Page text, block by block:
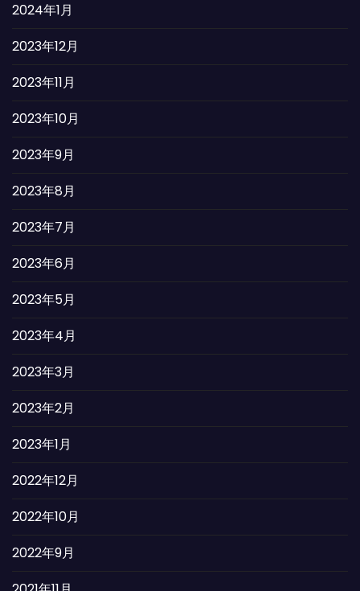
2024年1月
2023年12月
2023年11月
2023年10月
2023年9月
2023年8月
2023年7月
2023年6月
2023年5月
2023年4月
2023年3月
2023年2月
2023年1月
2022年12月
2022年10月
2022年9月